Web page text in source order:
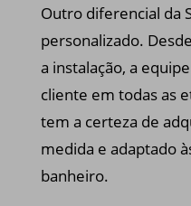
Outro diferencial da
personalizado.
a instalação, a
cliente em todas as
tem a certeza de
medida e adaptado
banheiro.